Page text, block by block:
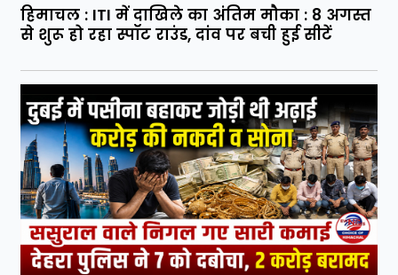
हिमाचल : ITI में दाखिले का अंतिम मौका : 8 अगस्त
से शुरू हो रहा स्पॉट राउंड, दांव पर बची हुई सीटें